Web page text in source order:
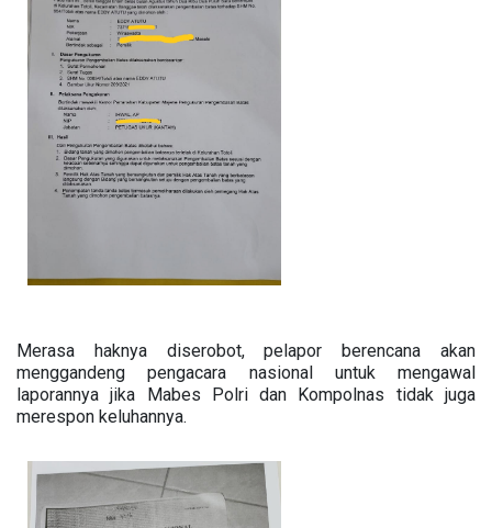
Merasa haknya diserobot, pelapor berencana akan
menggandeng pengacara nasional untuk mengawal
laporannya jika Mabes Polri dan Kompolnas tidak juga
merespon keluhannya.